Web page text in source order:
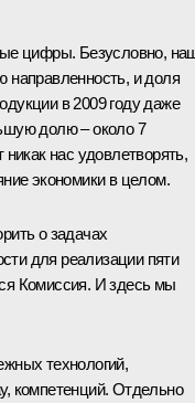
цифры. Безусловно,
направленность, и доля
в 2009 году даже
долю – около 7
нас удовлетворять,
экономики в целом.
о задачах
для реализации пяти
Комиссия. И здесь мы
технологий,
компетенций. Отдельно